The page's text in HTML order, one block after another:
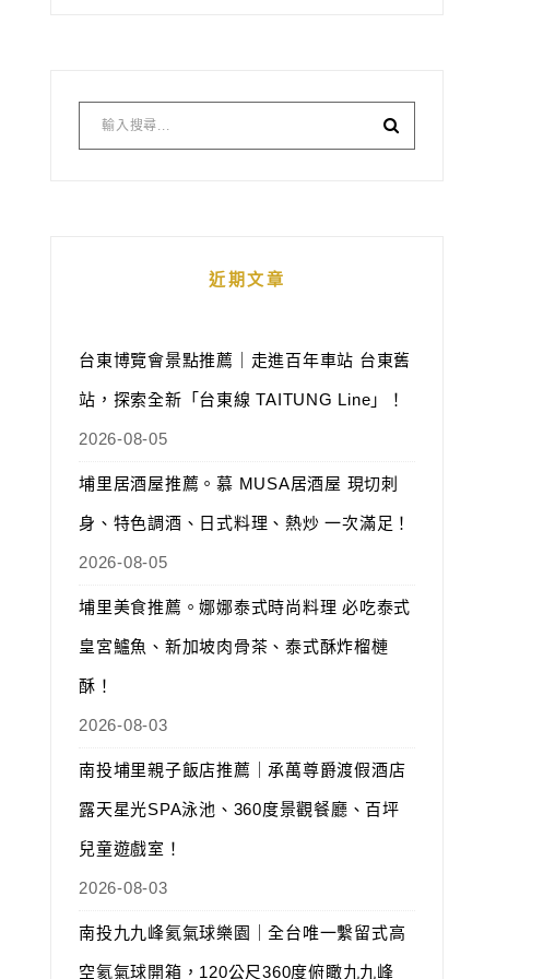
近期文章
台東博覽會景點推薦｜走進百年車站 台東舊
站，探索全新「台東線 TAITUNG Line」！
2026-08-05
埔里居酒屋推薦。慕 MUSA居酒屋 現切刺
身、特色調酒、日式料理、熱炒 一次滿足！
2026-08-05
埔里美食推薦。娜娜泰式時尚料理 必吃泰式
皇宮鱸魚、新加坡肉骨茶、泰式酥炸榴槤
酥！
2026-08-03
南投埔里親子飯店推薦｜承萬尊爵渡假酒店
露天星光SPA泳池、360度景觀餐廳、百坪
兒童遊戲室！
2026-08-03
南投九九峰氦氣球樂園｜全台唯一繫留式高
空氦氣球開箱，120公尺360度俯瞰九九峰